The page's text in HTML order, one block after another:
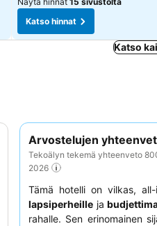
Katso hinnat
Katso
Arvostelujen
Tekoälyn tekemä yhteenveto
2026
Tämä hotelli on vilkas,
lapsiperheille ja
rahalle. Sen erinomainen